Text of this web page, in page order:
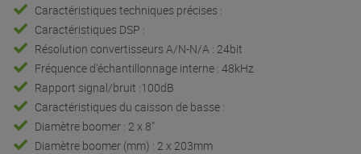
Caractéristiques techniques précises :
Caractéristiques DSP :
Résolution convertisseurs A/N-N/A : 24bit
Fréquence d'échantillonnage interne : 48kHz
Rapport signal/bruit :100dB
Caractéristiques du caisson de basse :
Diamètre boomer : 2 x 8"
Diamètre boomer (mm) : 2 x 203mm